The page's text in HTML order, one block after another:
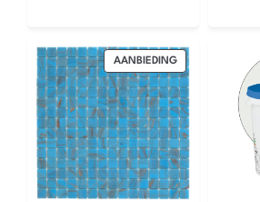
AANBIEDINGPRODUCT
IN
DE
UITVERKOOP